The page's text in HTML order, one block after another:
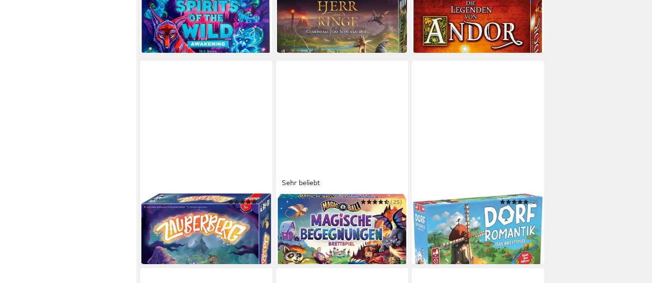
Awakening (D)
ab 21,68 € UVP24,99 €
-13%
in 1-2 Werktagen bei dir
Gemeinsam zum Schicksalsberg
ab 39,84 €
in 2-3 Werktagen bei dir
ab 37,48 € UVP44,99 €
-17%
in 1-2 Werktagen bei dir
AMIGO
Spiel Zauberberg
(3)
ab 28,73 € UVP32,99 €
-13%
in 6-8 Werktagen bei dir
Sehr beliebt
MATTEL GAMES
Spiel Magic 8 Ball - Magische
Begegnungen
(25)
ab 24,61 € UVP31,99 €
-23%
in 1-2 Werktagen bei dir
PEGASUS SPIELE
Spiel Dorfromantik
(2)
ab 30,61 € UVP35,99 €
-15%
in 6-8 Werktagen bei dir